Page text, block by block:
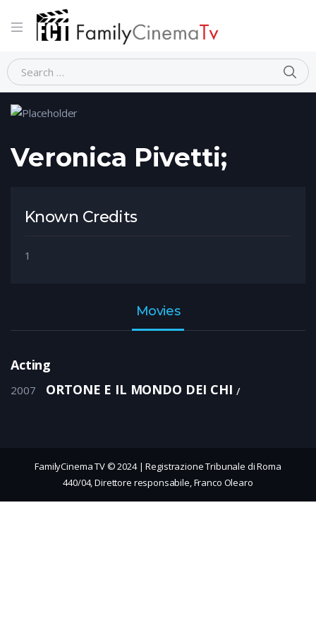
Home Person Veronica Pivetti;
Veronica Pivetti;
Known Credits
1
Movies
Acting
2007 ORTONE E IL MONDO DEI CHI
FamilyCinema TV © 2024 | Registrazione Tribunale di Roma
440/04, Direttore responsabile, Franco Olearo